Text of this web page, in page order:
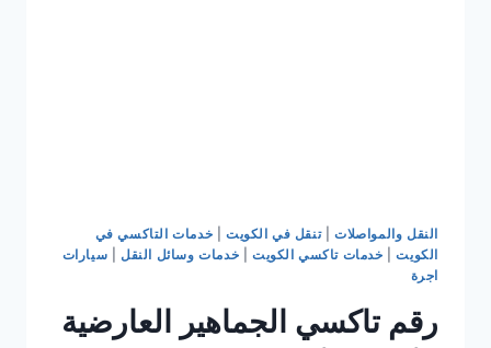
النقل والمواصلات|تنقل في الكويت
خدمات التاكسي في
الكويت| خدمات تاكسي الكويت خدمات وسائل النقل
سيارات
اجرة
رقم تاكسي الجماهير العارضية